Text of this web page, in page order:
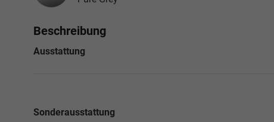
Beschreibung
Ausstattung
Sonderausstattung